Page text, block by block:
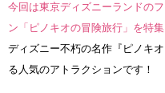
今回は東京ディズニーランドの
ン「ピノキオの冒険旅行」を特
ディズニー不朽の名作『ピノキ
る人気のアトラクションです！